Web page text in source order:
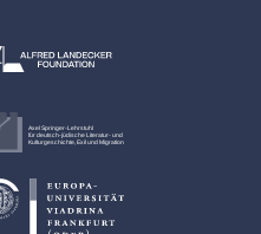
Axel Springer-Lehrstuhl
für deutsch-jüdische Literatur- und
Kulturgeschichte, Exil und Migration